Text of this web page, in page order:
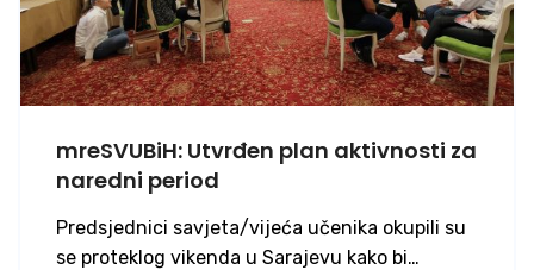
mreSVUBiH: Utvrđen plan aktivnosti za
naredni period
Predsjednici savjeta/vijeća učenika okupili su
se proteklog vikenda u Sarajevu kako bi…